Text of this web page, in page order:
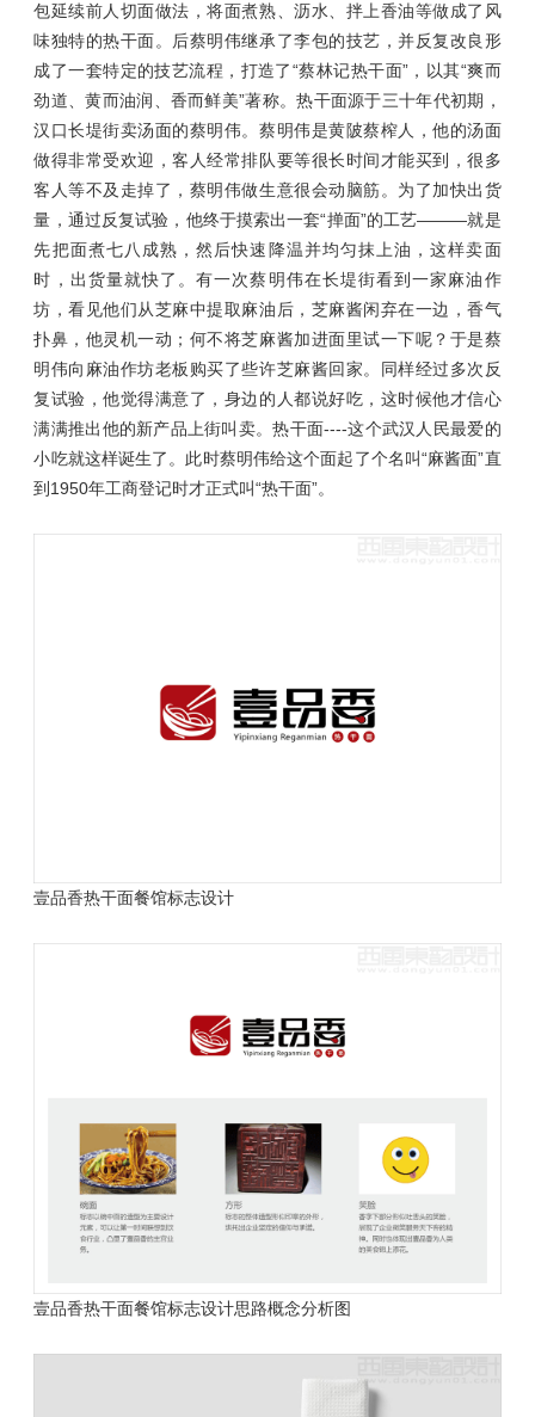
包延续前人切面做法，将面煮熟、沥水、拌上香油等做成了风
味独特的热干面。后蔡明伟继承了李包的技艺，并反复改良形
成了一套特定的技艺流程，打造了“蔡林记热干面”，以其“爽而
劲道、黄而油润、香而鲜美”著称。热干面源于三十年代初期，
汉口长堤街卖汤面的蔡明伟。蔡明伟是黄陂蔡榨人，他的汤面
做得非常受欢迎，客人经常排队要等很长时间才能买到，很多
客人等不及走掉了，蔡明伟做生意很会动脑筋。为了加快出货
量，通过反复试验，他终于摸索出一套“掸面”的工艺———就是
先把面煮七八成熟，然后快速降温并均匀抹上油，这样卖面
时，出货量就快了。有一次蔡明伟在长堤街看到一家麻油作
坊，看见他们从芝麻中提取麻油后，芝麻酱闲弃在一边，香气
扑鼻，他灵机一动；何不将芝麻酱加进面里试一下呢？于是蔡
明伟向麻油作坊老板购买了些许芝麻酱回家。同样经过多次反
复试验，他觉得满意了，身边的人都说好吃，这时候他才信心
满满推出他的新产品上街叫卖。热干面----这个武汉人民最爱的
小吃就这样诞生了。此时蔡明伟给这个面起了个名叫“麻酱面”直
到1950年工商登记时才正式叫“热干面”。
壹品香热干面餐馆标志设计
壹品香热干面餐馆标志设计思路概念分析图